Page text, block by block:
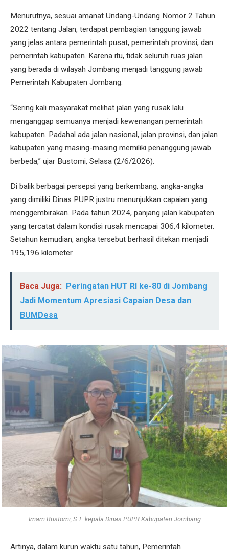
Menurutnya, sesuai amanat Undang-Undang Nomor 2 Tahun
2022 tentang Jalan, terdapat pembagian tanggung jawab
yang jelas antara pemerintah pusat, pemerintah provinsi, dan
pemerintah kabupaten. Karena itu, tidak seluruh ruas jalan
yang berada di wilayah Jombang menjadi tanggung jawab
Pemerintah Kabupaten Jombang.
“Sering kali masyarakat melihat jalan yang rusak lalu
menganggap semuanya menjadi kewenangan pemerintah
kabupaten. Padahal ada jalan nasional, jalan provinsi, dan jalan
kabupaten yang masing-masing memiliki penanggung jawab
berbeda,” ujar Bustomi, Selasa (2/6/2026).
Di balik berbagai persepsi yang berkembang, angka-angka
yang dimiliki Dinas PUPR justru menunjukkan capaian yang
menggembirakan. Pada tahun 2024, panjang jalan kabupaten
yang tercatat dalam kondisi rusak mencapai 306,4 kilometer.
Setahun kemudian, angka tersebut berhasil ditekan menjadi
195,196 kilometer.
Baca Juga:
Peringatan HUT RI ke-80 di Jombang
Jadi Momentum Apresiasi Capaian Desa dan
BUMDesa
Imam Bustomi, S.T. kepala Dinas PUPR Kabupaten Jombang
Artinya, dalam kurun waktu satu tahun, Pemerintah